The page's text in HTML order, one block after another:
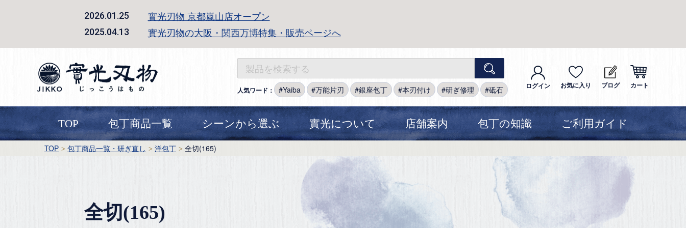
2026.01.25 實光刃物 京都嵐山店オープン
2025.04.13 實光刃物の大阪・関西万博特集・販売ページへ
人気ワード： Yaiba 万能片刃 銀座包丁 本刃付け 研ぎ修理 砥石 ログイン お気に入り ブログ カート
TOP 包丁商品一覧 シーンから選ぶ 實光について 店舗案内 包丁の知識 ご利用ガイド
TOP 包丁商品一覧・研ぎ直し 洋包丁 全切(165)
全切(165)